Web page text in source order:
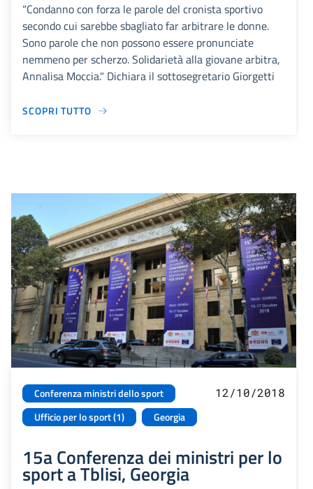
“Condanno con forza le parole del cronista sportivo
secondo cui sarebbe sbagliato far arbitrare le donne.
Sono parole che non possono essere pronunciate
nemmeno per scherzo. Solidarietà alla giovane arbitra,
Annalisa Moccia." Dichiara il sottosegretario Giorgetti
SCOPRI TUTTO
Conferenza ministri dello sport
Ufficio per lo sport (1)
Georgia
12/10/2018
15a Conferenza dei ministri per lo
sport a Tblisi, Georgia